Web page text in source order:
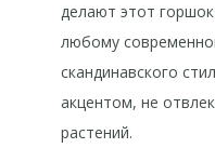
делают этот
любому
скандинавского
акцентом, не
растений.